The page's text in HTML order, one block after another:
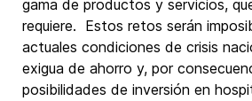
gama de productos y servicios,
requiere. Estos retos serán
actuales condiciones de crisis
exigua de ahorro y, por
posibilidades de inversión en